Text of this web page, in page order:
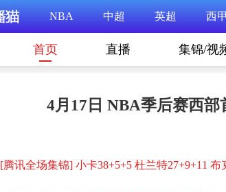
NBA 中超 英超 西甲
首页 直播 集锦/视
4月17日 NBA季后赛西
[腾讯全场集锦] 小卡38+5+5 杜兰特27+9+11